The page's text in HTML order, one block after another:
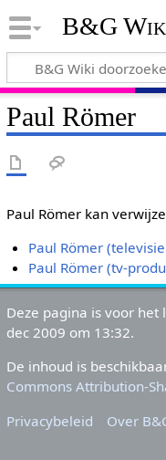
B&G
Paul Römer
Paul Römer kan
Paul Römer
Paul Römer (tv-
Deze pagina is voor het
dec 2009 om 13:32.
De inhoud is
Commons Attribution-
Privacybeleid
Over